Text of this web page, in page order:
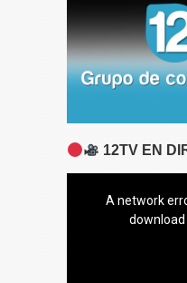
12TV EN
A network